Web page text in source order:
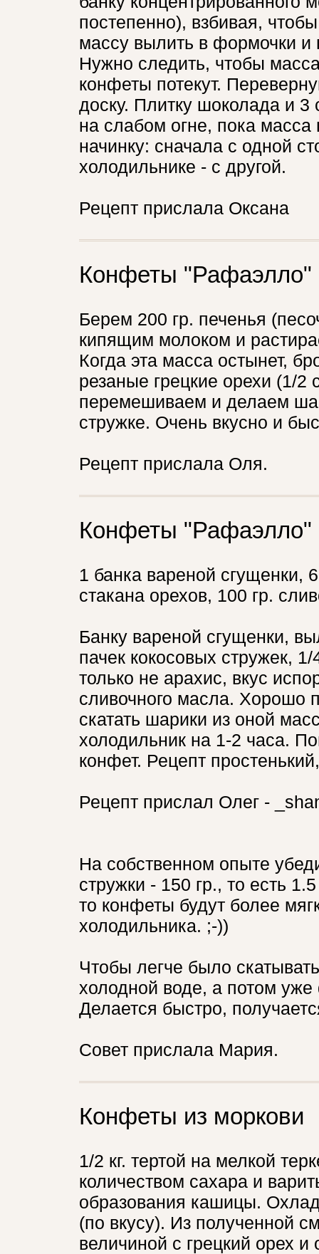
постепенно), взбивая,
массу вылить в формочки и
Нужно следить, чтобы
конфеты потекут.
доску. Плитку шоколада и 3
на слабом огне, пока масса
начинку: сначала с одной
холодильнике - с другой.
Рецепт прислала Оксана
Конфеты "Рафаэлло"
Берем 200 гр. печенья
кипящим молоком и
Когда эта масса остынет,
резаные грецкие орехи (1/2
перемешиваем и делаем
стружке. Очень вкусно и
Рецепт прислала Оля.
Конфеты "Рафаэлло"
1 банка вареной сгущенки,
стакана орехов, 100 гр.
Банку вареной сгущенки,
пачек кокосовых стружек,
только не арахис, вкус
сливочного масла. Хорошо
скатать шарики из оной
холодильник на 1-2 часа.
конфет. Рецепт
Рецепт прислал Олег -
На собственном опыте
стружки - 150 гр., то есть
то конфеты будут более
холодильника. ;-))
Чтобы легче было
холодной воде, а потом
Делается быстро,
Совет прислала Мария.
Конфеты из моркови
1/2 кг. тертой на мелкой
количеством сахара и
образования кашицы.
(по вкусу). Из полученной
величиной с грецкий орех и